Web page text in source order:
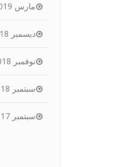
مارس 2019
ديسمبر 2018
نوفمبر 2018
سبتمبر 2018
سبتمبر 2017